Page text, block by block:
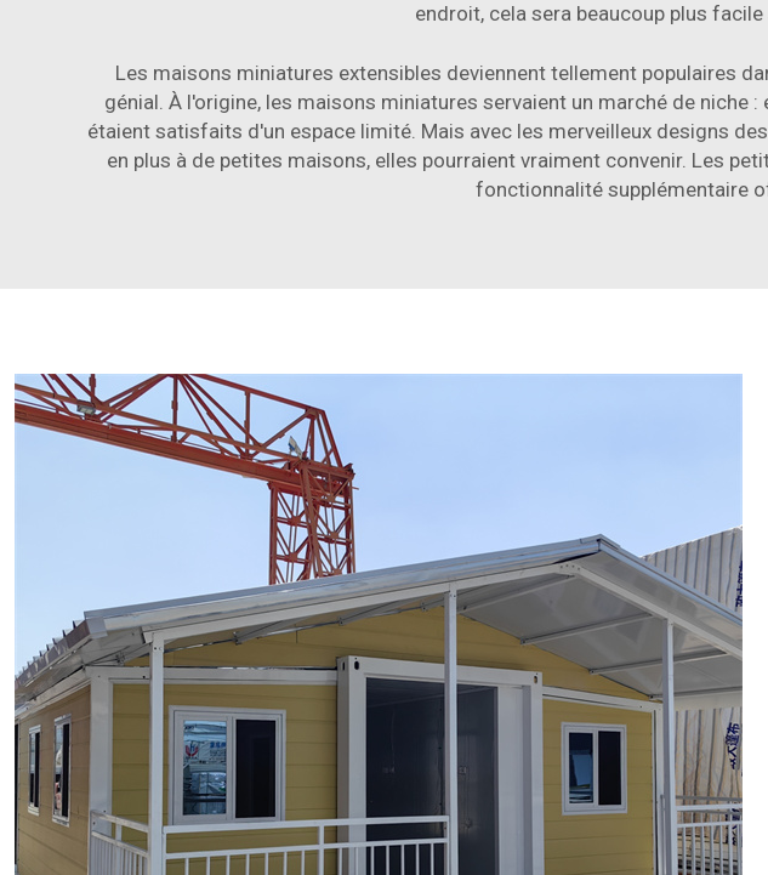
endroit, cela sera beaucoup plus
Les maisons miniatures extensibles deviennent tellement populaires
génial. À l'origine, les maisons miniatures servaient un marché de
étaient satisfaits d'un espace limité. Mais avec les merveilleux designs
en plus à de petites maisons, elles pourraient vraiment convenir. Les
fonctionnalité supplémentaire